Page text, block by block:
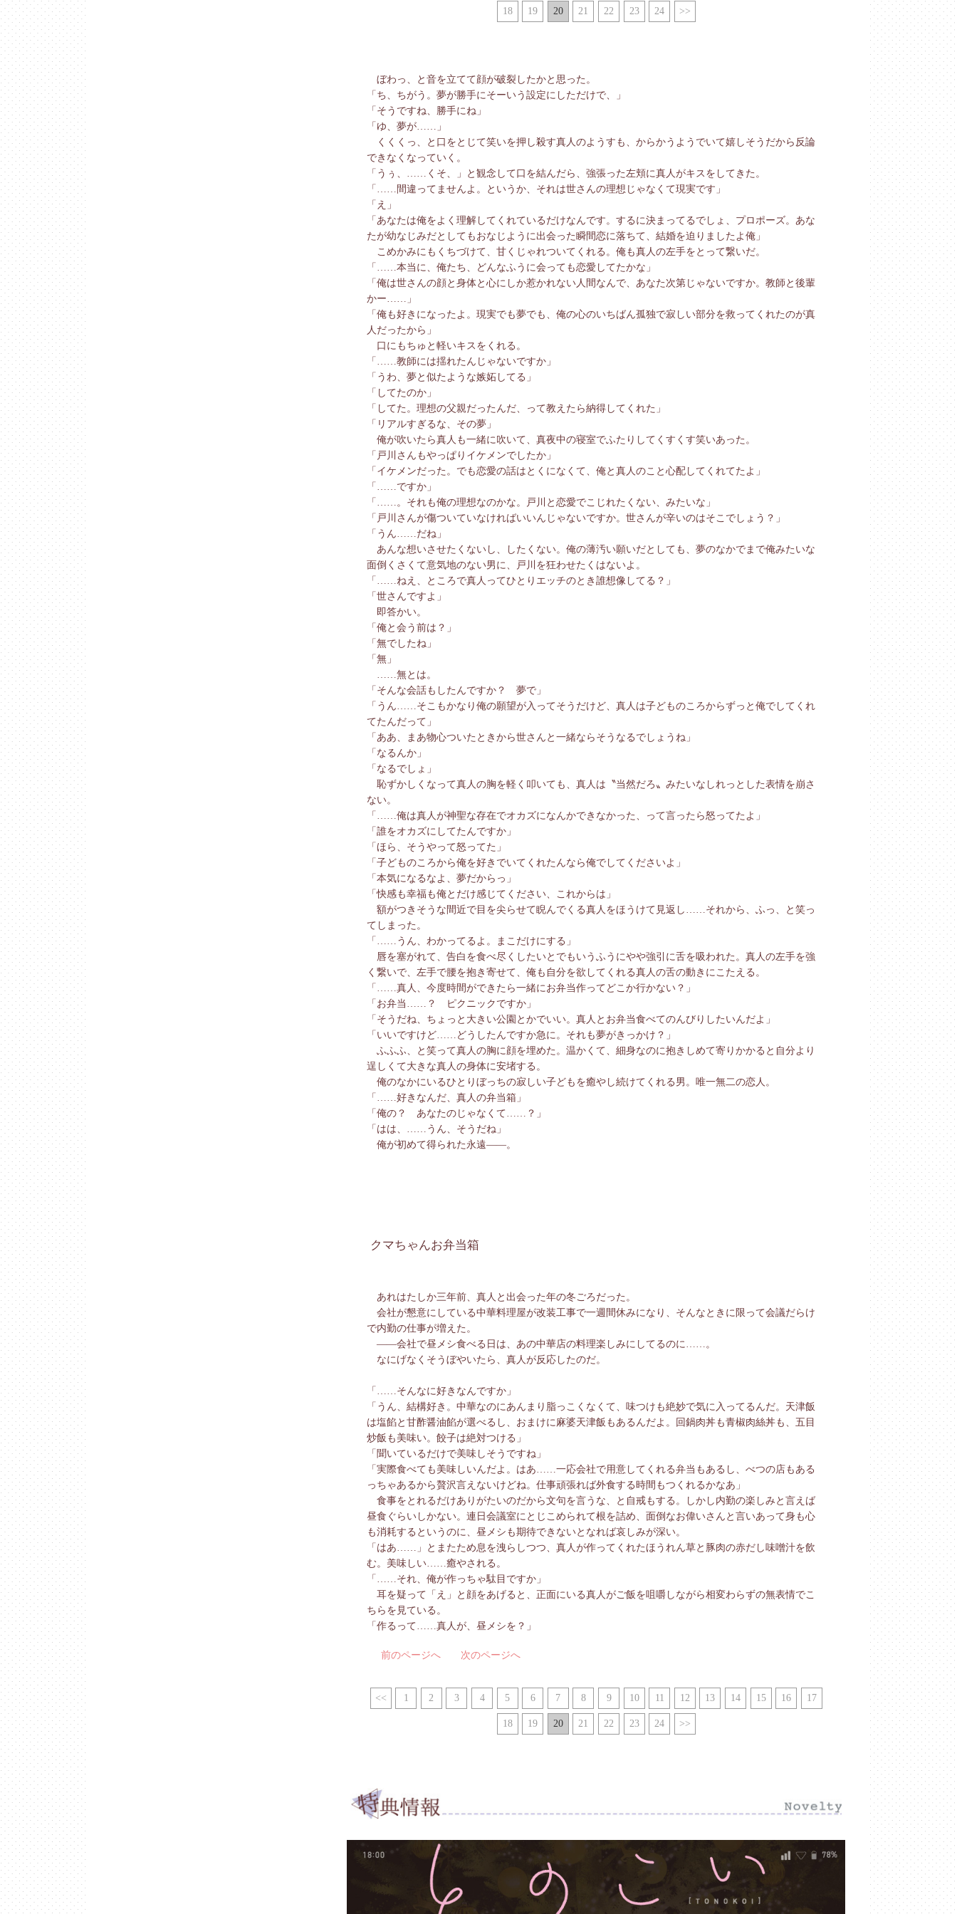
18 19 20 21 22 23 24 >>
ぼわっ、と音を立てて顔が破裂したかと思った。
「ち、ちがう。夢が勝手にそーいう設定にしただけで、」
「そうですね、勝手にね」
「ゆ、夢が……」
くくくっ、と口をとじて笑いを押し殺す真人のようすも、からかうようでいて嬉しそうだから反論
できなくなっていく。
「うぅ、……くそ、」と観念して口を結んだら、強張った左頬に真人がキスをしてきた。
「……間違ってませんよ。というか、それは世さんの理想じゃなくて現実です」
「え」
「あなたは俺をよく理解してくれているだけなんです。するに決まってるでしょ、プロポーズ。あな
たが幼なじみだとしてもおなじように出会った瞬間恋に落ちて、結婚を迫りましたよ俺」
こめかみにもくちづけて、甘くじゃれついてくれる。俺も真人の左手をとって繋いだ。
「……本当に、俺たち、どんなふうに会っても恋愛してたかな」
「俺は世さんの顔と身体と心にしか惹かれない人間なんで、あなた次第じゃないですか。教師と後輩
かー……」
「俺も好きになったよ。現実でも夢でも、俺の心のいちばん孤独で寂しい部分を救ってくれたのが真
人だったから」
口にもちゅと軽いキスをくれる。
「……教師には揺れたんじゃないですか」
「うわ、夢と似たような嫉妬してる」
「してたのか」
「してた。理想の父親だったんだ、って教えたら納得してくれた」
「リアルすぎるな、その夢」
俺が吹いたら真人も一緒に吹いて、真夜中の寝室でふたりしてくすくす笑いあった。
「戸川さんもやっぱりイケメンでしたか」
「イケメンだった。でも恋愛の話はとくになくて、俺と真人のこと心配してくれてたよ」
「……ですか」
「……。それも俺の理想なのかな。戸川と恋愛でこじれたくない、みたいな」
「戸川さんが傷ついていなければいいんじゃないですか。世さんが辛いのはそこでしょう？」
「うん……だね」
あんな想いさせたくないし、したくない。俺の薄汚い願いだとしても、夢のなかでまで俺みたいな
面倒くさくて意気地のない男に、戸川を狂わせたくはないよ。
「……ねえ、ところで真人ってひとりエッチのとき誰想像してる？」
「世さんですよ」
即答かい。
「俺と会う前は？」
「無でしたね」
「無」
……無とは。
「そんな会話もしたんですか？ 夢で」
「うん……そこもかなり俺の願望が入ってそうだけど、真人は子どものころからずっと俺でしてくれ
てたんだって」
「ああ、まあ物心ついたときから世さんと一緒ならそうなるでしょうね」
「なるんか」
「なるでしょ」
恥ずかしくなって真人の胸を軽く叩いても、真人は〝当然だろ〟みたいなしれっとした表情を崩さ
ない。
「……俺は真人が神聖な存在でオカズになんかできなかった、って言ったら怒ってたよ」
「誰をオカズにしてたんですか」
「ほら、そうやって怒ってた」
「子どものころから俺を好きでいてくれたんなら俺でしてくださいよ」
「本気になるなよ、夢だからっ」
「快感も幸福も俺とだけ感じてください、これからは」
額がつきそうな間近で目を尖らせて睨んでくる真人をほうけて見返し……それから、ふっ、と笑っ
てしまった。
「……うん、わかってるよ。まこだけにする」
唇を塞がれて、告白を食べ尽くしたいとでもいうふうにやや強引に舌を吸われた。真人の左手を強
く繋いで、左手で腰を抱き寄せて、俺も自分を欲してくれる真人の舌の動きにこたえる。
「……真人、今度時間ができたら一緒にお弁当作ってどこか行かない？」
「お弁当……？ ピクニックですか」
「そうだね、ちょっと大きい公園とかでいい。真人とお弁当食べてのんびりしたいんだよ」
「いいですけど……どうしたんですか急に。それも夢がきっかけ？」
ふふふ、と笑って真人の胸に顔を埋めた。温かくて、細身なのに抱きしめて寄りかかると自分より
逞しくて大きな真人の身体に安堵する。
俺のなかにいるひとりぼっちの寂しい子どもを癒やし続けてくれる男。唯一無二の恋人。
「……好きなんだ、真人の弁当箱」
「俺の？ あなたのじゃなくて……？」
「はは、……うん、そうだね」
俺が初めて得られた永遠――。
クマちゃんお弁当箱
あれはたしか三年前、真人と出会った年の冬ごろだった。
会社が懇意にしている中華料理屋が改装工事で一週間休みになり、そんなときに限って会議だらけ
で内勤の仕事が増えた。
――会社で昼メシ食べる日は、あの中華店の料理楽しみにしてるのに……。
なにげなくそうぼやいたら、真人が反応したのだ。
「……そんなに好きなんですか」
「うん、結構好き。中華なのにあんまり脂っこくなくて、味つけも絶妙で気に入ってるんだ。天津飯
は塩餡と甘酢醤油餡が選べるし、おまけに麻婆天津飯もあるんだよ。回鍋肉丼も青椒肉絲丼も、五目
炒飯も美味い。餃子は絶対つける」
「聞いているだけで美味しそうですね」
「実際食べても美味しいんだよ。はあ……一応会社で用意してくれる弁当もあるし、べつの店もある
っちゃあるから贅沢言えないけどね。仕事頑張れば外食する時間もつくれるかなあ」
食事をとれるだけありがたいのだから文句を言うな、と自戒もする。しかし内勤の楽しみと言えば
昼食ぐらいしかない。連日会議室にとじこめられて根を詰め、面倒なお偉いさんと言いあって身も心
も消耗するというのに、昼メシも期待できないとなれば哀しみが深い。
「はあ……」とまたため息を洩らしつつ、真人が作ってくれたほうれん草と豚肉の赤だし味噌汁を飲
む。美味しい……癒やされる。
「……それ、俺が作っちゃ駄目ですか」
耳を疑って「え」と顔をあげると、正面にいる真人がご飯を咀嚼しながら相変わらずの無表情でこ
ちらを見ている。
「作るって……真人が、昼メシを？」
前のページへ 次のページへ
<< 1 2 3 4 5 6 7 8 9 10 11 12 13 14 15 16 17
18 19 20 21 22 23 24 >>